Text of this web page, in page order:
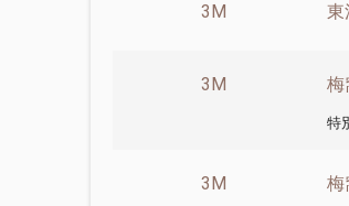
3M 東
3M 梅
特
3M 梅